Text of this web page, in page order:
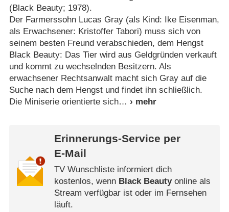
(Black Beauty; 1978).
Der Farmerssohn Lucas Gray (als Kind: Ike Eisenman,
als Erwachsener: Kristoffer Tabori) muss sich von
seinem besten Freund verabschieden, dem Hengst
Black Beauty: Das Tier wird aus Geldgründen verkauft
und kommt zu wechselnden Besitzern. Als
erwachsener Rechtsanwalt macht sich Gray auf die
Suche nach dem Hengst und findet ihn schließlich.
Die Miniserie orientierte sich
Erinnerungs-Service per
E-Mail
TV Wunschliste informiert dich
kostenlos, wenn Black Beautyonline als
Stream verfügbar ist oder im Fernsehen
läuft.